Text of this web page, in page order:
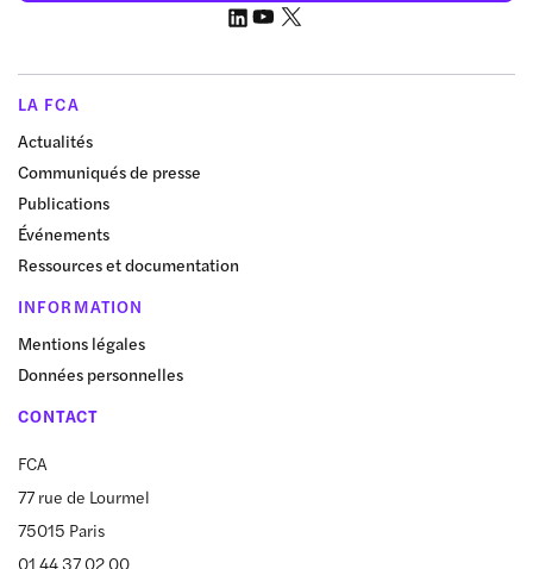
LA FCA
Actualités
Communiqués de presse
Publications
Événements
Ressources et documentation
INFORMATION
Mentions légales
Données personnelles
CONTACT
FCA
77 rue de Lourmel
75015 Paris
01 44 37 02 00